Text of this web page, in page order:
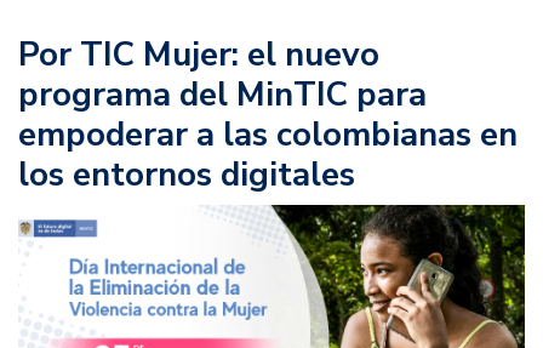
Por TIC Mujer: el nuevo
programa del MinTIC para
empoderar a las colombianas en
los entornos digitales